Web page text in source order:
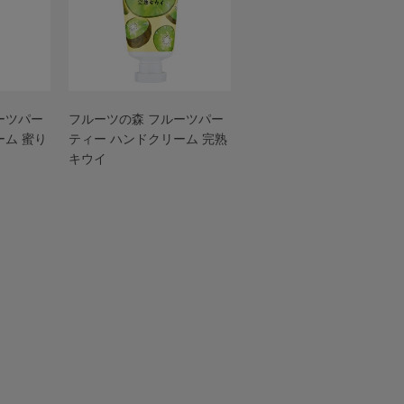
ツパー
ム 蜜り
フルーツの森 フルーツパー
ティー ハンドクリーム 完熟
キウイ